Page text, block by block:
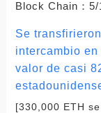
Block Chain： 5/
Se
intercambio
valor de casi
[330,000 ETH